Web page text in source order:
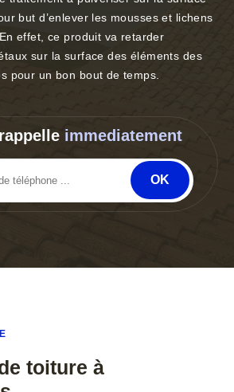
but d’enlever les mousses et lichens
effet, ce produit va retarder
sur la surface des éléments des
pour un bon bout de temps.
immediatement
toiture à